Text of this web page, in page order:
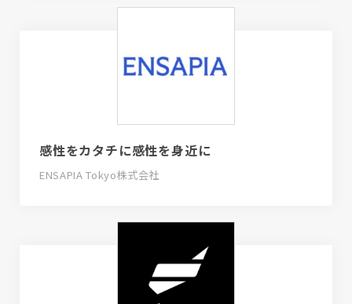
感性をカタチに感性を身近に
ENSAPIA Tokyo株式会社